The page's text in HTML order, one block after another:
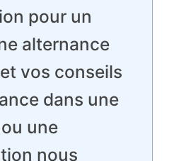
pour un
alternance
vos conseils
dans une
une
nous